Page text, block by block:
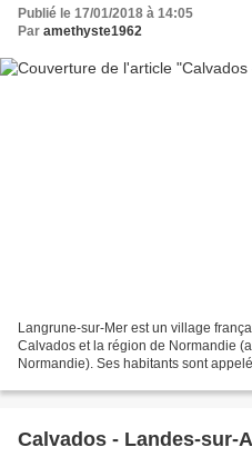
Publié le 17/01/2018 à 14:05
Par amethyste1962
Langrune-sur-Mer est un village
Calvados et la région de Normandie
Normandie). Ses habitants sont
Calvados - Landes-sur-